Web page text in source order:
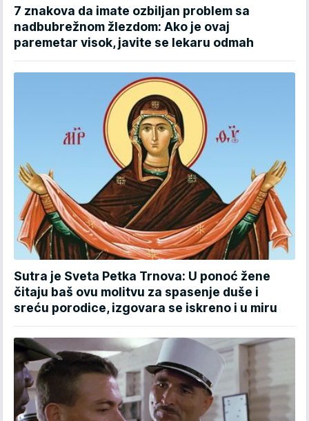
7 znakova da imate ozbiljan problem sa
nadbubrežnom žlezdom: Ako je ovaj
paremetar visok, javite se lekaru odmah
Sutra je Sveta Petka Trnova: U ponoć žene
čitaju baš ovu molitvu za spasenje duše i
sreću porodice, izgovara se iskreno i u miru